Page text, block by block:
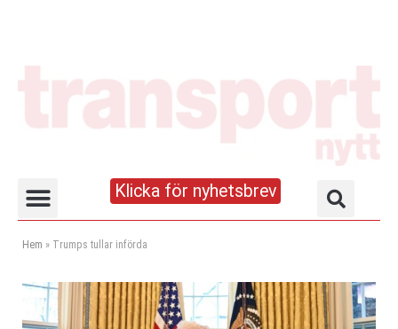
Klicka för nyhetsbrev
Hem » Trumps tullar införda